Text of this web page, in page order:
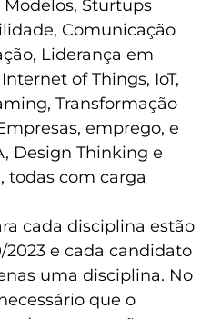
E-Learning, Cadeias
Modelos, Sturtups
Comunicação
Liderança em
of Things, IoT,
Transformação
emprego, e
Design Thinking e
com carga
cada disciplina estão
2023 e cada candidato
uma disciplina. No